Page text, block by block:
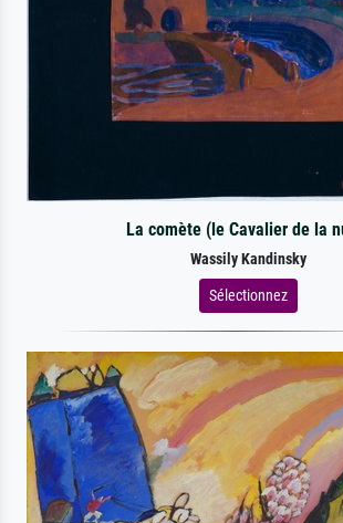
La comète (le Cavalier de la
Wassily Kandinsky
Sélectionnez